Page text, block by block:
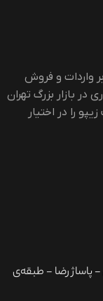
از سال ۱۳۹۳ با تمرکز بر واردات و فروش
در بازار بزرگ تهران
را در اختیار
- پاساژ رضا - طبقه‌ی